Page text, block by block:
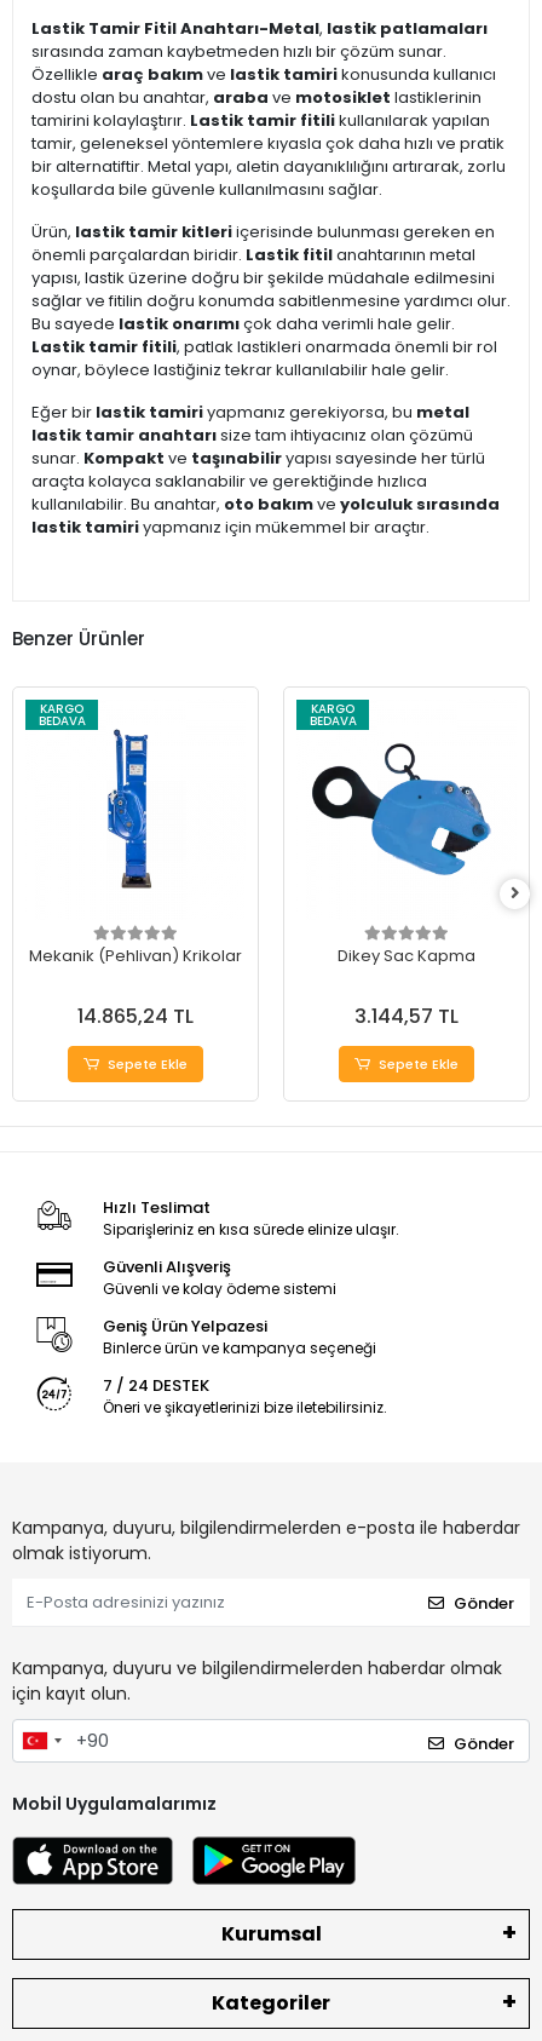
Lastik Tamir Fitil Anahtarı-Metal, lastik patlamaları
sırasında zaman kaybetmeden hızlı bir çözüm sunar.
Özellikle araç bakımve lastik tamirikonusunda kullanıcı
dostu olan bu anahtar, araba ve motosiklet lastiklerinin
tamirini kolaylaştırır. Lastik tamir fitilikullanılarak yapılan
tamir, geleneksel yöntemlere kıyasla çok daha hızlı ve pratik
bir alternatiftir. Metal yapı, aletin dayanıklılığını artırarak, zorlu
koşullarda bile güvenle kullanılmasını sağlar.
Ürün, lastik tamir kitleriiçerisinde bulunması gereken en
önemli parçalardan biridir. Lastik fitilanahtarının metal
yapısı, lastik üzerine doğru bir şekilde müdahale edilmesini
sağlar ve fitilin doğru konumda sabitlenmesine yardımcı olur.
Bu sayede lastik onarımıçok daha verimli hale gelir.
Lastik tamir fitili, patlak lastikleri onarmada önemli bir rol
oynar, böylece lastiğiniz tekrar kullanılabilir hale gelir.
Eğer bir lastik tamiriyapmanız gerekiyorsa, bu metal
lastik tamir anahtarısize tam ihtiyacınız olan çözümü
sunar. Kompakt ve taşınabiliryapısı sayesinde her türlü
araçta kolayca saklanabilir ve gerektiğinde hızlıca
kullanılabilir. Bu anahtar, oto bakımve yolculuk sırasında
lastik tamiriyapmanız için mükemmel bir araçtır.
Benzer Ürünler
KARGO
BEDAVA
Mekanik (Pehlivan) Krikolar
14.865,24 TL
Sepete Ekle
KARGO
BEDAVA
Dikey Sac Kapma
3.144,57 TL
Sepete Ekle
Hızlı Teslimat
Siparişleriniz en kısa sürede elinize ulaşır.
Güvenli Alışveriş
Güvenli ve kolay ödeme sistemi
Geniş Ürün Yelpazesi
Binlerce ürün ve kampanya seçeneği
7 / 24 DESTEK
Öneri ve şikayetlerinizi bize iletebilirsiniz.
Kampanya, duyuru, bilgilendirmelerden e-posta ile haberdar
olmak istiyorum.
Gönder
Kampanya, duyuru ve bilgilendirmelerden haberdar olmak
için kayıt olun.
Gönder
Mobil Uygulamalarımız
Kurumsal
Kategoriler